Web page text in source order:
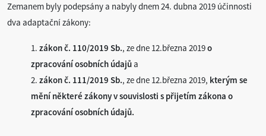
Zemanem byly podepsány a nabyly dnem 24. dubna 2019 účinnosti
dva adaptační zákony:
1. zákon č. 110/2019 Sb., ze dne 12.března 2019o
zpracování osobních údajů a
2. zákon č. 111/2019 Sb., ze dne 12.března 2019, kterým se
mění některé zákony v souvislosti s přijetím zákona o
zpracování osobních údajů.